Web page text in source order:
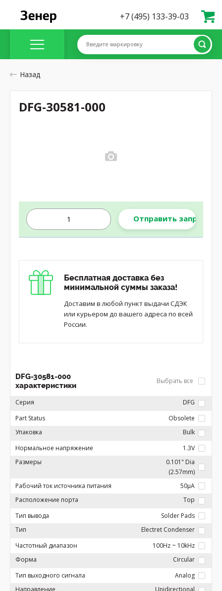
+7 (495) 133-39-03
Введите маркировку
Назад
Отправить запрос
Бесплатная доставка без
минимальной суммы заказа!
Доставим в любой пункт выдачи СДЭК
или курьером до вашего адреса по всей
России.
DFG-30581-000
характеристики
Выбрать все
Серия
DFG
Part Status
Obsolete
Упаковка
Bulk
Нормальное напряжение
1.3V
Размеры
0.101" Dia
(2.57mm)
Рабочий ток источника питания
50µA
Расположение порта
Top
Тип вывода
Solder Pads
Тип
Electret Condenser
Частотный диапазон
100Hz ~ 10kHz
Форма
Circular
Тип выходного сигнала
Analog
Направление
Unidirectional
DFG-30581-000